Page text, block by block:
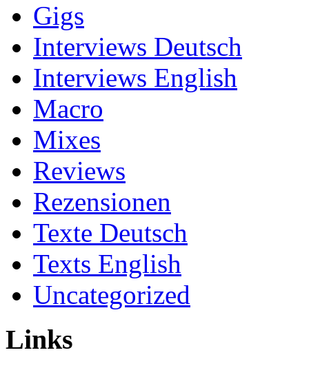
Gigs
Interviews Deutsch
Interviews English
Macro
Mixes
Reviews
Rezensionen
Texte Deutsch
Texts English
Uncategorized
Links